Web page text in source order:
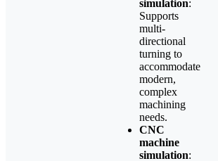
simulation:
Supports
multi-
directional
turning to
accommodate
modern,
complex
machining
needs.
CNC
machine
simulation: